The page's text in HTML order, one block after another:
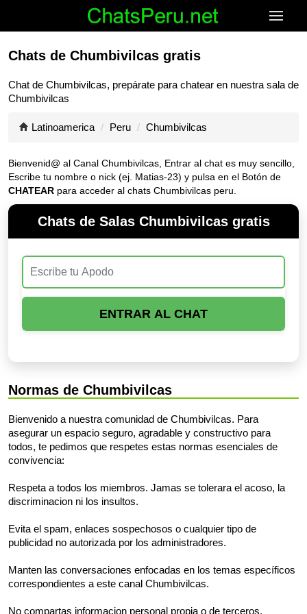
Chats de Chumbivilcas gratis
Chat de Chumbivilcas, prepárate para chatear en nuestra sala de
Chumbivilcas
Latinoamerica Peru Chumbivilcas
Bienvenid@ al Canal Chumbivilcas , Entrar al chat es muy sencillo,
Escribe tu nombre o nick (ej. Matias-23) y pulsa en el Botón de
CHATEAR para acceder al chats Chumbivilcas peru.
Chats de Salas Chumbivilcas gratis
ENTRAR AL CHAT
Normas de Chumbivilcas
Bienvenido a nuestra comunidad de Chumbivilcas. Para
asegurar un espacio seguro, agradable y constructivo para
todos, te pedimos que respetes estas normas esenciales de
convivencia:
Respeta a todos los miembros. Jamas se tolerara el acoso, la
discriminacion ni los insultos.
Evita el spam, enlaces sospechosos o cualquier tipo de
publicidad no autorizada por los administradores.
Manten las conversaciones enfocadas en los temas específicos
correspondientes a este canal Chumbivilcas.
No compartas informacion personal propia o de terceros.